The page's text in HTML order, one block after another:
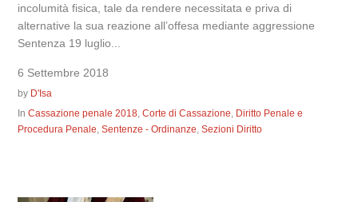
incolumità fisica, tale da rendere necessitata e priva di
alternative la sua reazione all’offesa mediante aggressione
Sentenza 19 luglio...
6 Settembre 2018
by D'Isa
InCassazione penale 2018,Corte di Cassazione, Diritto Penale e
Procedura Penale,Sentenze - Ordinanze,Sezioni Diritto